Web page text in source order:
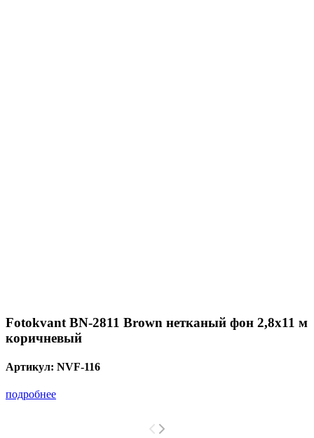
Fotokvant BN-2811 Brown нетканый фон 2,8х11 м
коричневый
Артикул: NVF-116
подробнее